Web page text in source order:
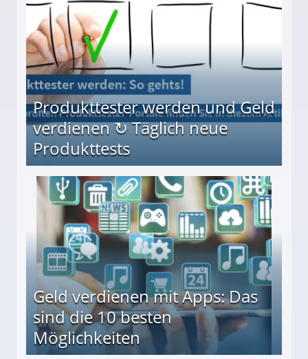
Produkttester werden und Geld
verdienen ↻ Täglich neue
Produkttests
↻ Täglich neue Produkttests
Geld verdienen mit Apps: Das
sind die 10 besten
Möglichkeiten